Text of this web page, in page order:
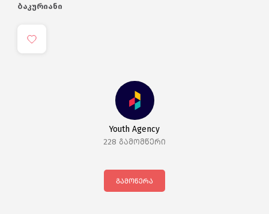
ბაკურიანი
Youth Agency
228 გამომწერი
გამოწერა